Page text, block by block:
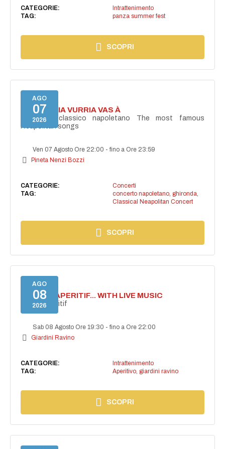
CATEGORIE:
Intrattenimento
TAG:
panza summer fest
SCOPRI
AGO
07
2026
I'TE VURRIA VURRIA VAS À
Concerto classico napoletano The most famous
Neapolitan songs
Ven 07 Agosto Ore 22:00 -fino a Ore 23:59
Pineta Nenzi Bozzi
CATEGORIE:
Concerti
TAG:
concerto napoletano, ghironda,
Classical Neapolitan Concert
SCOPRI
AGO
08
2026
SECRET APERITIF... WITH LIVE MUSIC
Secret aperitif
Sab 08 Agosto Ore 19:30 -fino a Ore 22:00
Giardini Ravino
CATEGORIE:
Intrattenimento
TAG:
Aperitivo, giardini ravino
SCOPRI